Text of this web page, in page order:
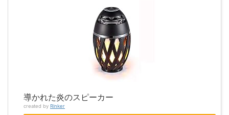
導かれた炎のスピーカー
created by Rinker